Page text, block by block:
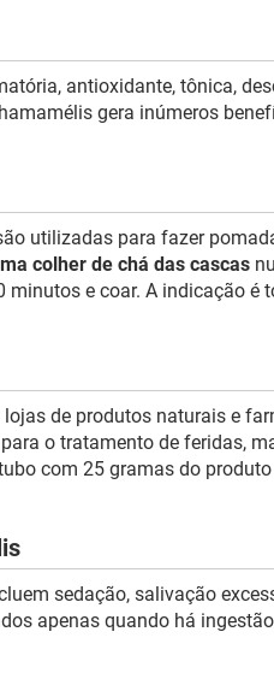
antioxidante, tônica,
gera inúmeros
utilizadas para fazer
colher de chá das cascas
minutos e coar. A indicação é
lojas de produtos naturais e
o tratamento de feridas,
com 25 gramas do
sedação, salivação
apenas quando há